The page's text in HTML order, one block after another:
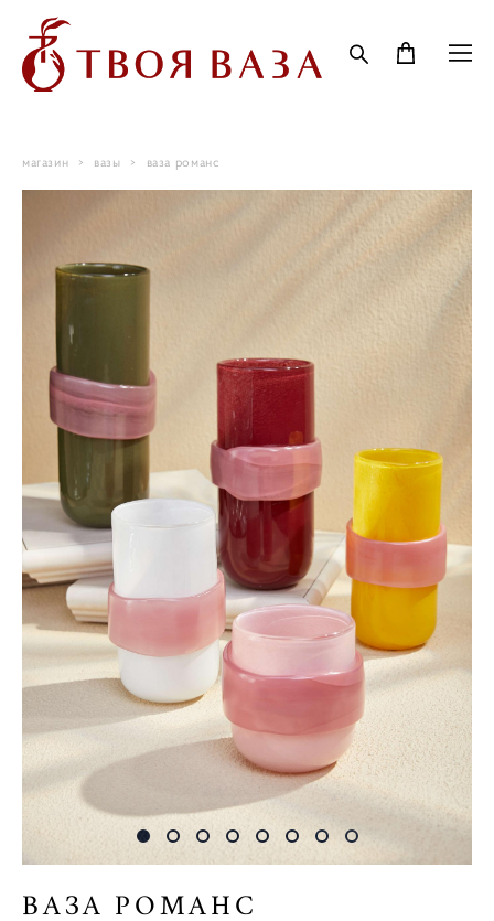
магазин > вазы > ваза романс
ВАЗА РОМАНС